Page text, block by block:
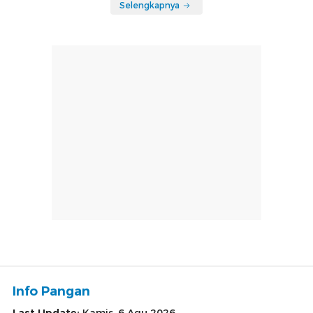
Selengkapnya
Info Pangan